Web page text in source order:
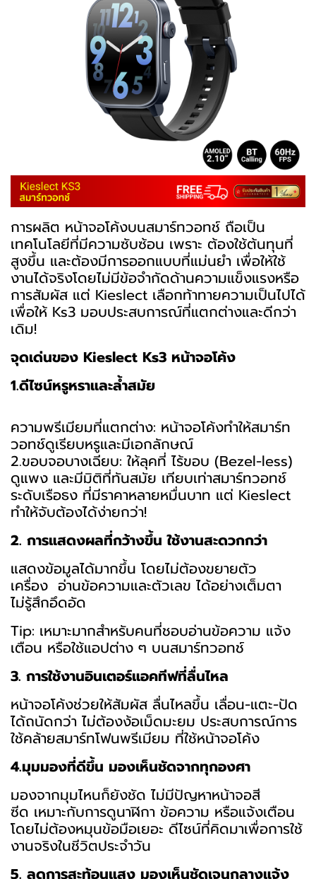
การผลิต หน้าจอโค้งบนสมาร์ทวอทช์ ถือเป็น
เทคโนโลยีที่มีความซับซ้อน เพราะ ต้องใช้ต้นทุนที่
สูงขึ้น และต้องมีการออกแบบที่แม่นยำ เพื่อให้ใช้
งานได้จริงโดยไม่มีข้อจำกัดด้านความแข็งแรงหรือ
การสัมผัส แต่ Kieslect เลือกท้าทายความเป็นไปได้
เพื่อให้ Ks3 มอบประสบการณ์ที่แตกต่างและดีกว่า
เดิม!
จุดเด่นของ Kieslect Ks3 หน้าจอโค้ง
1.ดีไซน์หรูหราและล้ำสมัย
ความพรีเมียมที่แตกต่าง: หน้าจอโค้งทำให้สมาร์ท
วอทช์ดูเรียบหรูและมีเอกลักษณ์
2.ขอบจอบางเฉียบ: ให้ลุคที่ ไร้ขอบ (Bezel-less)
ดูแพง และมีมิติที่ทันสมัย เทียบเท่าสมาร์ทวอทช์
ระดับเรือธง ที่มีราคาหลายหมื่นบาท แต่ Kieslect
ทำให้จับต้องได้ง่ายกว่า!
2. การแสดงผลที่กว้างขึ้น ใช้งานสะดวกกว่า
แสดงข้อมูลได้มากขึ้น โดยไม่ต้องขยายตัว
เครื่อง อ่านข้อความและตัวเลข ได้อย่างเต็มตา
ไม่รู้สึกอึดอัด
Tip: เหมาะมากสำหรับคนที่ชอบอ่านข้อความ แจ้ง
เตือน หรือใช้แอปต่าง ๆ บนสมาร์ทวอทช์
3. การใช้งานอินเตอร์แอคทีฟที่ลื่นไหล
หน้าจอโค้งช่วยให้สัมผัส ลื่นไหลขึ้น เลื่อน-แตะ-ปัด
ได้ถนัดกว่า ไม่ต้องง้อเม็ดมะยม ประสบการณ์การ
ใช้คล้ายสมาร์ทโฟนพรีเมียม ที่ใช้หน้าจอโค้ง
4.มุมมองที่ดีขึ้น มองเห็นชัดจากทุกองศา
มองจากมุมไหนก็ยังชัด ไม่มีปัญหาหน้าจอสี
ซีด เหมาะกับการดูนาฬิกา ข้อความ หรือแจ้งเตือน
โดยไม่ต้องหมุนข้อมือเยอะ ดีไซน์ที่คิดมาเพื่อการใช้
งานจริงในชีวิตประจำวัน
5. ลดการสะท้อนแสง มองเห็นชัดเจนกลางแจ้ง